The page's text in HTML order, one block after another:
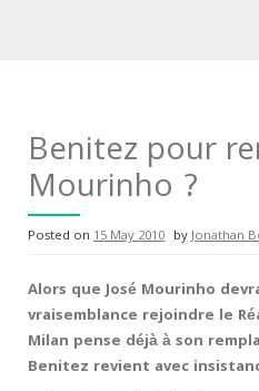
Benitez pour
Mourinho ?
Posted on 15 May 2010 byJonathan
Alors que José Mourinho
vraisemblance rejoindre le
Milan pense déjà à son
Benitez revient avec